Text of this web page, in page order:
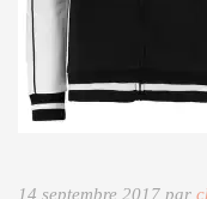
14 septembre 2017 par